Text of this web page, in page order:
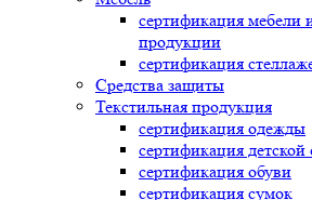
сертификация мебели
продукции
сертификация
Средства защиты
Текстильная продукция
сертификация одежды
сертификация
сертификация обуви
сертификация сумок